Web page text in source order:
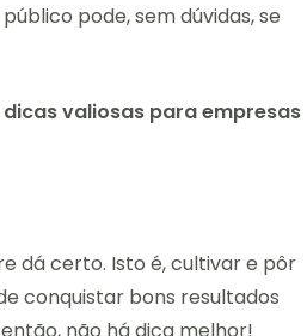
pode, sem dúvidas, se
dicas valiosas para empresas
dá certo. Isto é, cultivar e pôr
conquistar bons resultados